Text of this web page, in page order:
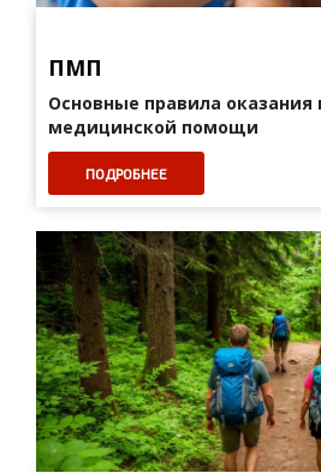
ПМП
Основные правила оказания
медицинской помощи
ПОДРОБНЕЕ